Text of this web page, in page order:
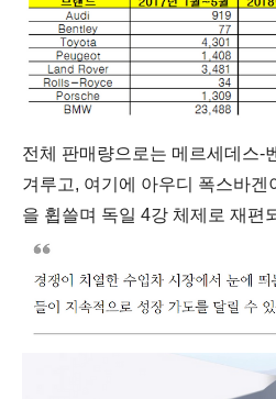
전체 판매량으로는 메르세데스-
겨루고, 여기에 아우디 폭스바겐
을 휩쓸며 독일 4강 체제로 재편